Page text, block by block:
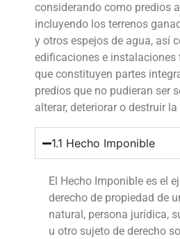
considerando como predios
incluyendo los terrenos
y otros espejos de agua, así
edificaciones e instalaciones
que constituyen partes
predios que no pudieran ser
alterar, deteriorar o destruir
1.1 Hecho Imponible
El Hecho Imponible es el
derecho de propiedad de
natural, persona jurídica,
u otro sujeto de derecho